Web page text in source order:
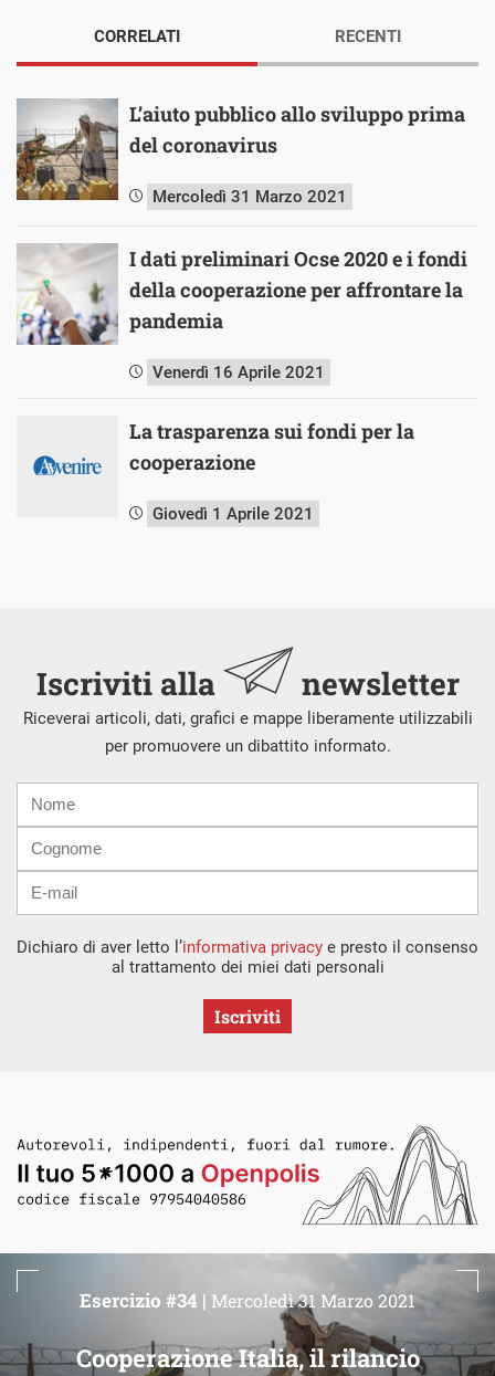
CORRELATI
L’aiuto pubblico allo sviluppo prima
del coronavirus
Mercoledì 31 Marzo 2021
I dati preliminari Ocse 2020 e i fondi
della cooperazione per affrontare la
pandemia
Venerdì 16 Aprile 2021
La trasparenza sui fondi per la
cooperazione
Giovedì 1 Aprile 2021
RECENTI
Iscriviti alla newsletter
Riceverai articoli, dati, grafici e mappe liberamente utilizzabili
per promuovere un dibattito informato.
mail
Dichiaro di aver letto l’informativa privacy e presto il consenso
al trattamento dei miei dati personali
Iscriviti
Cooperazione Italia, il rilancio
Esercizio #34 | Mercoledì 31 Marzo 2021